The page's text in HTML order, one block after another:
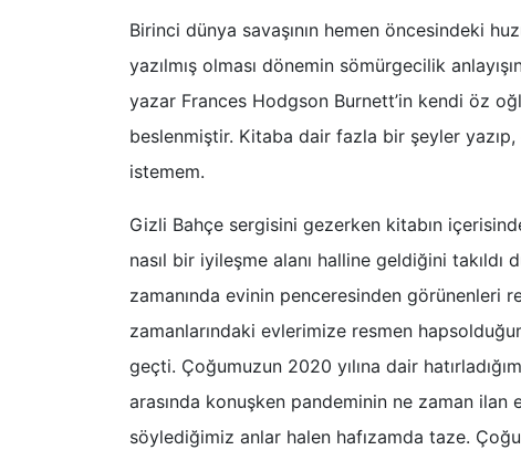
Birinci dünya savaşının hemen öncesindeki
yazılmış olması dönemin sömürgecilik
yazar Frances Hodgson Burnett’in kendi öz
beslenmiştir. Kitaba dair fazla bir şeyler
istemem.
Gizli Bahçe sergisini gezerken kitabın
nasıl bir iyileşme alanı halline geldiğini takıldı
zamanında evinin penceresinden görünenleri
zamanlarındaki evlerimize resmen
geçti. Çoğumuzun 2020 yılına dair
arasında konuşken pandeminin ne zaman ilan
söylediğimiz anlar halen hafızamda taze.